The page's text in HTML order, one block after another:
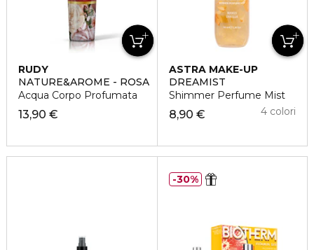
RUDY
NATURE&AROME - ROSA
Acqua Corpo Profumata
13,90 €
ASTRA MAKE-UP
DREAMIST
Shimmer Perfume Mist
8,90 € 4 colori
30%